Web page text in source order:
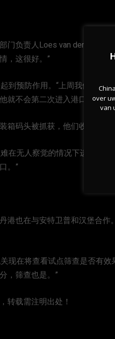
门负责人Loes van der Wees
，这很好。”
到预防作用。“上周我们在法
就不会第二次进入港口。”
箱码头被抓获，他们收取费用
在无人察觉的情况下进入港
。”
港也在与安特卫普和汉堡合
现在将查看试点筛查是否有
，筛查也是。”
转载需注明出处！
over
van